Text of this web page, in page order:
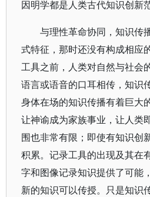
因明学都是人类古代知识创新
与理性革命协同，知识传
式特征，那时还没有构成相应
工具之前，人类对自然与社会
语言或语音的口耳相传，知识
身体在场的知识传播有着巨大
让神谕成为家族事业，让人类
围也非常有限；即使有知识创
积累。记录工具的出现及其在
字和图像记录知识提供了可能
新的知识可以传授。只是知识